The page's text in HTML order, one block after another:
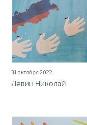
31 октября 2022
Левин Николай